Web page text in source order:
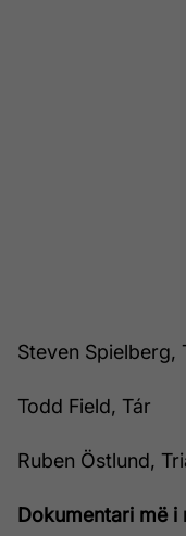
Steven Spielberg,
Todd Field, Tár
Ruben Östlund,
Dokumentari më i